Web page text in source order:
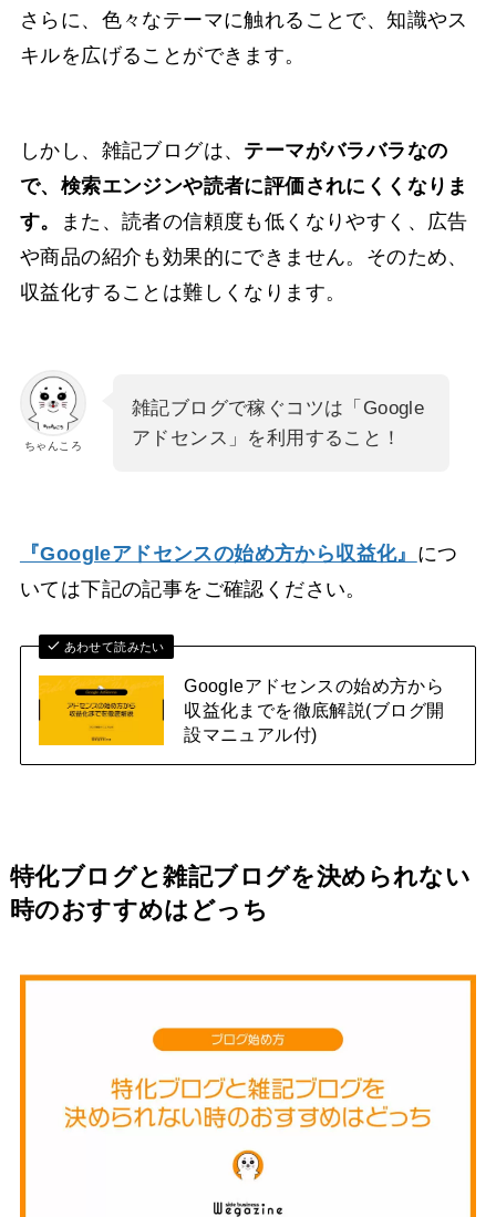
さらに、色々なテーマに触れることで、知識やス
キルを広げることができます。
しかし、雑記ブログは、 テーマがバラバラなの
で、検索エンジンや読者に評価されにくくなりま
す。
また、読者の信頼度も低くなりやすく、広告
や商品の紹介も効果的にできません。そのため、
収益化することは難しくなります。
ちゃんころ
雑記ブログで稼ぐコツは「Google
アドセンス」を利用すること！
『Googleアドセンスの始め方から収益化』 につ
いては下記の記事をご確認ください。
あわせて読みたい
Googleアドセンスの始め方から
収益化までを徹底解説(ブログ開
設マニュアル付)
特化ブログと雑記ブログを決められない
時のおすすめはどっち